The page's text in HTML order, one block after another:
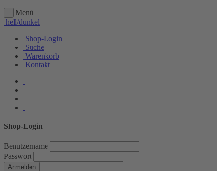
Menü
hell/dunkel
Shop-Login
Suche
Warenkorb
Kontakt
Shop-Login
Benutzername
Passwort
Anmelden